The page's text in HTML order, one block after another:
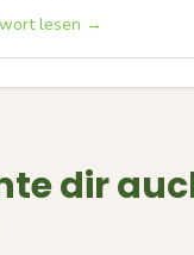
lesen →
dir